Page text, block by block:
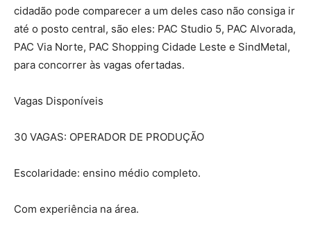
cidadão pode comparecer a um deles caso não consiga ir
até o posto central, são eles: PAC Studio 5, PAC Alvorada,
PAC Via Norte, PAC Shopping Cidade Leste e SindMetal,
para concorrer às vagas ofertadas.
Vagas Disponíveis
30 VAGAS: OPERADOR DE PRODUÇÃO
Escolaridade: ensino médio completo.
Com experiência na área.